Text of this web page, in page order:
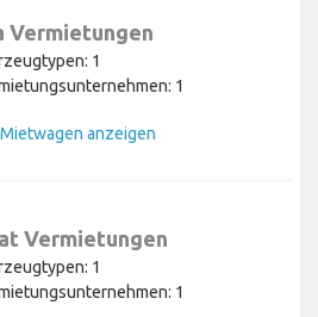
Vermietungen
1
1
anzeigen
Vermietungen
1
1